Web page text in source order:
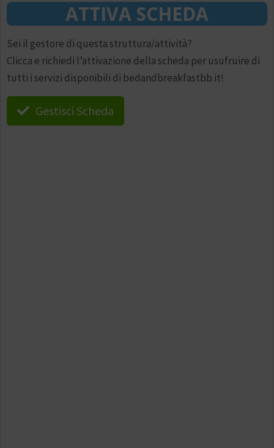
ATTIVA SCHEDA
Sei il gestore di questa struttura/attività?
Clicca e richiedi l’attivazione della scheda per usufruire di
tutti i servizi disponibili di bedandbreakfastbb.it!
Gestisci Scheda